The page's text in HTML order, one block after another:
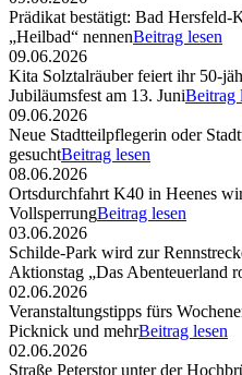
Prädikat bestätigt: Bad Hersfeld-
„Heilbad“ nennenBeitrag lesen
09.06.2026
Kita Solztalräuber feiert ihr 50-
Jubiläumsfest am 13. JuniBeitrag
09.06.2026
Neue Stadtteilpflegerin oder
gesuchtBeitrag lesen
08.06.2026
Ortsdurchfahrt K40 in Heenes
VollsperrungBeitrag lesen
03.06.2026
Schilde-Park wird zur
Aktionstag „Das Abenteuerland
02.06.2026
Veranstaltungstipps fürs
Picknick und mehrBeitrag lesen
02.06.2026
Straße Peterstor unter der